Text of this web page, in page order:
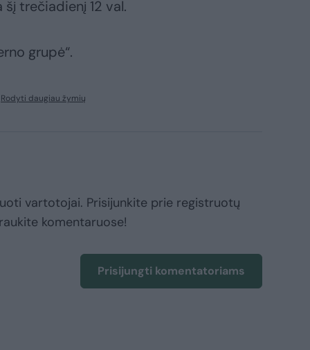
trečiadienį 12 val.
grupė“.
Rodyti daugiau žymių
vartotojai. Prisijunkite prie registruotų
komentaruose!
Prisijungti komentatoriams